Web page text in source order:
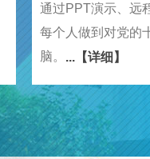
通过PPT演示、远
每个人做到对党的
脑。 ...【详细】